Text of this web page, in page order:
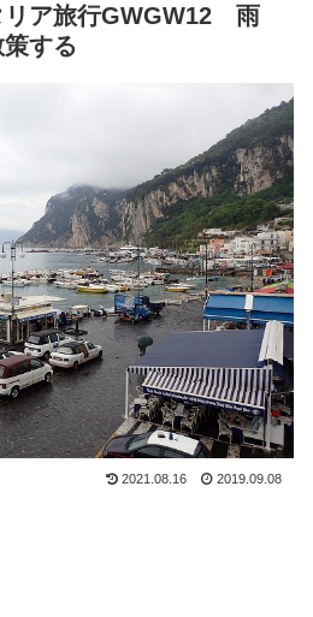
リア旅行GWGW12 雨
する
2021.08.16 2019.09.08